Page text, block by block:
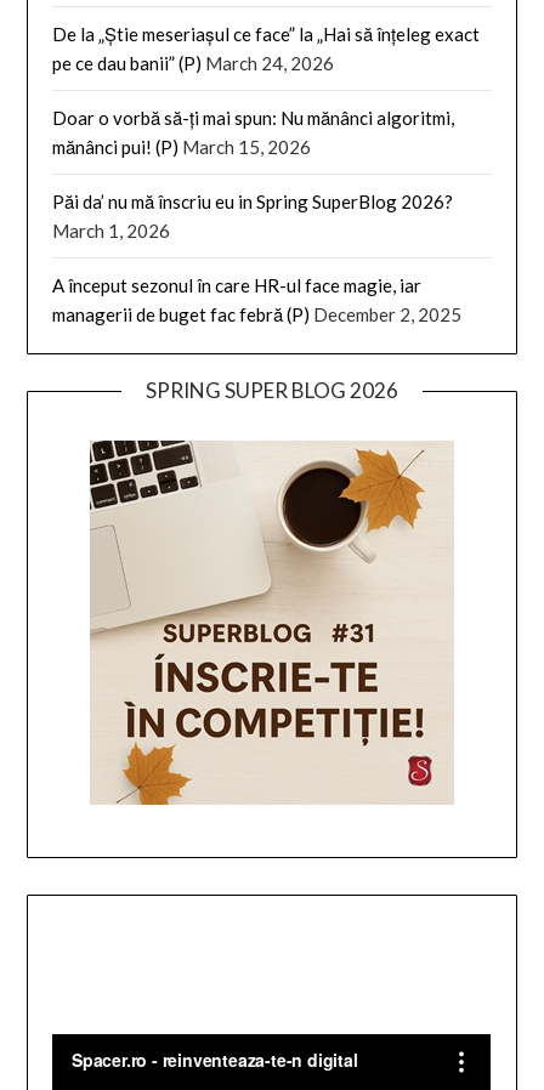
De la „Știe meseriașul ce face” la „Hai să înțeleg exact
pe ce dau banii” (P) March 24, 2026
Doar o vorbă să-ți mai spun: Nu mănânci algoritmi,
mănânci pui! (P) March 15, 2026
Păi da’ nu mă înscriu eu in Spring SuperBlog 2026?
March 1, 2026
A început sezonul în care HR-ul face magie, iar
managerii de buget fac febră (P) December 2, 2025
SPRING SUPER BLOG 2026